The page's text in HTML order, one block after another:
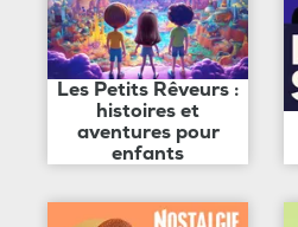
Les Petits Rêveurs :
histoires et
aventures pour
enfants